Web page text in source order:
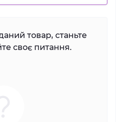
товар, станьте
своє питання.